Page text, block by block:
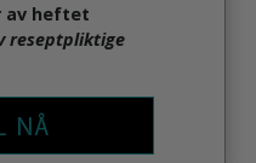
av heftet
reseptpliktige
NÅ